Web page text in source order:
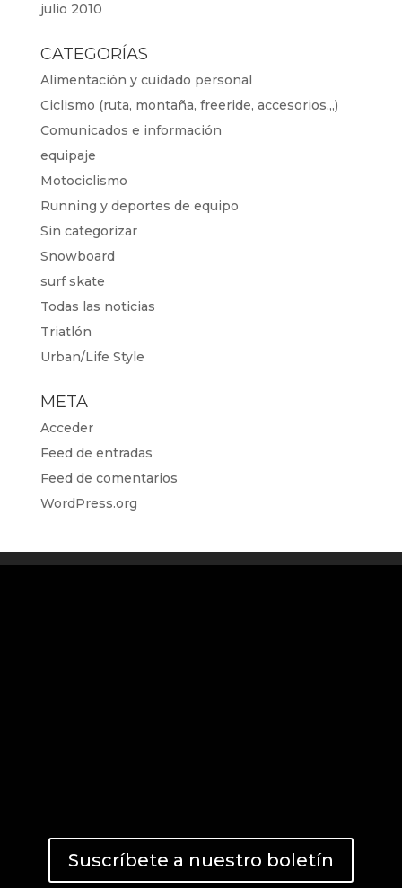
julio 2010
CATEGORÍAS
Alimentación y cuidado personal
Ciclismo (ruta, montaña, freeride, accesorios,,,)
Comunicados e información
equipaje
Motociclismo
Running y deportes de equipo
Sin categorizar
Snowboard
surf skate
Todas las noticias
Triatlón
Urban/Life Style
META
Acceder
Feed de entradas
Feed de comentarios
WordPress.org
Suscríbete a nuestro boletín